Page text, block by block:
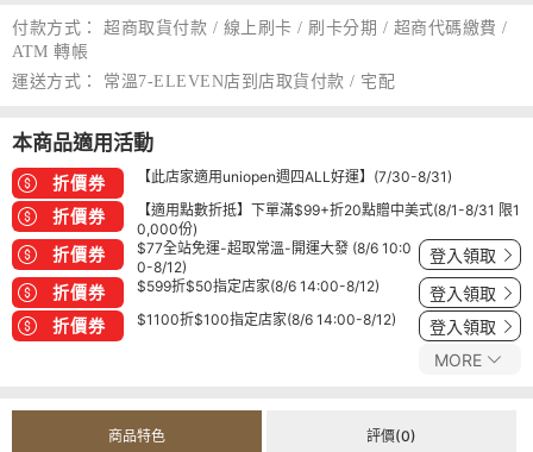
付款方式：
超商取貨付款 / 線上刷卡 / 刷卡分期 / 超商代碼繳費 /
ATM 轉帳
運送方式：
常溫7-ELEVEN店到店取貨付款 / 宅配
本商品適用活動
折價券 【此店家適用uniopen週四ALL好運】(7/30-8/31)
折價券
【適用點數折抵】下單滿$99+折20點贈中美式(8/1-8/31 限1
0,000份)
折價券
$77全站免運-超取常溫-開運大發 (8/6 10:0
0-8/12)
登入領取
折價券 $599折$50指定店家(8/6 14:00-8/12) 登入領取
折價券 $1100折$100指定店家(8/6 14:00-8/12) 登入領取
MORE
商品特色 評價(0)